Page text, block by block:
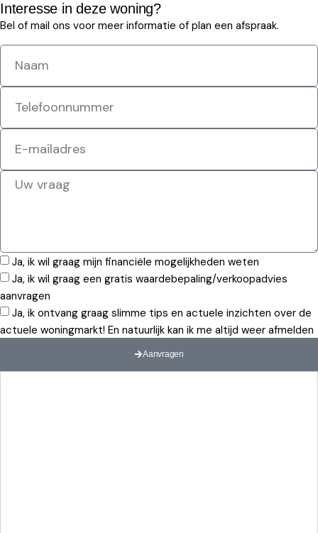
Interesse in deze woning?
Bel of mail ons voor meer informatie of plan een afspraak.
Ja, ik wil graag mijn financiële mogelijkheden weten
Ja, ik wil graag een gratis waardebepaling/verkoopadvies
aanvragen
Ja, ik ontvang graag slimme tips en actuele inzichten over de
actuele woningmarkt! En natuurlijk kan ik me altijd weer afmelden
Aanvragen